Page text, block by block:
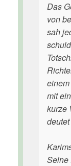
Das
von
sah
mit
kurze
Seine